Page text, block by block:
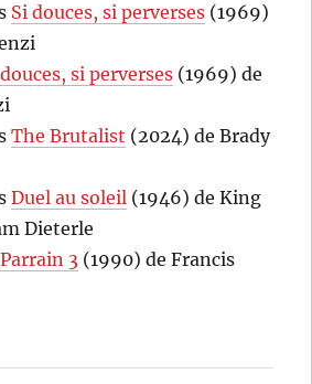
Si douces, si perverses (1969)
si perverses (1969) de
The Brutalist (2024) de Brady
Duel au soleil (1946) de King
Dieterle
3 (1990) de Francis